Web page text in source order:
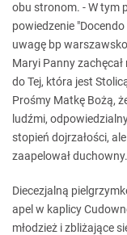
obu stronom. - W tym
powiedzenie
uwagę bp
Maryi Panny
do Tej, która jest
Prośmy Matkę Bożą,
ludźmi,
stopień dojrzałości,
zaapelował duchowny.
Diecezjalną
apel w kaplicy
młodzież i zbliżające